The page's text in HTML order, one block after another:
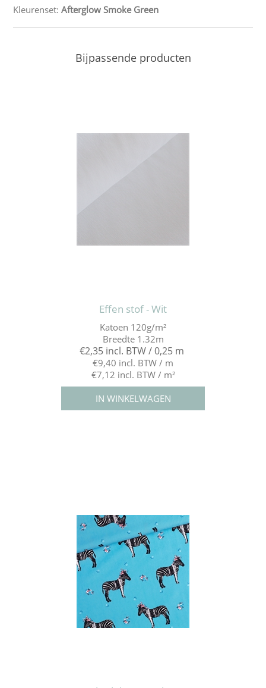
Kleurenset:Afterglow Smoke Green
Bijpassende producten
Effen stof - Wit
Katoen 120g/m²
Breedte 1.32m
€2,35 incl. BTW / 0,25 m
€9,40 incl. BTW / m
€7,12 incl. BTW / m²